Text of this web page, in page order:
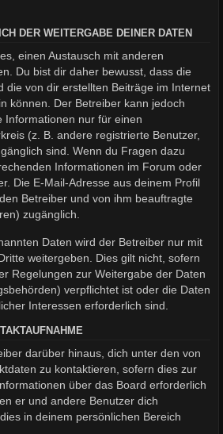
DER WEITERGABE DEINER DATEN
einen Austausch mit anderen
Du bist dir daher bewusst, dass die
die von dir erstellten Beiträge im Internet
können. Der Betreiber kann jedoch
Informationen nur für einen
(z. B. andere registrierte Benutzer,
sind. Wenn du Fragen dazu
Informationen im Forum oder
Die E-Mail-Adresse aus deinem Profil
Betreiber und von ihm beauftragte
zugänglich.
Daten wird der Betreiber nur mit
weitergeben. Dies gilt nicht, sofern
Regelungen zur Weitergabe der Daten
verpflichtet ist oder die Daten
Interessen erforderlich sind.
darüber hinaus, dich unter den von
zu kontaktieren, sofern dies zur
über das Board erforderlich
er und andere Benutzer dich
in deinem persönlichen Bereich